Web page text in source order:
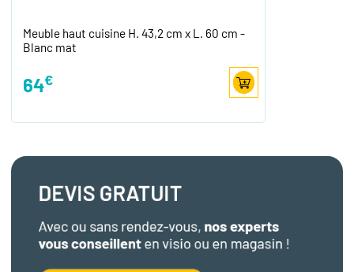
Meuble haut cuisine H. 43,2 cm x L. 60 cm -
Blanc mat
64€